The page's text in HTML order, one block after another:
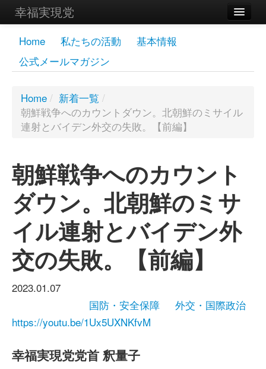
幸福実現党
メンバーズページ
党員
お問い合わせ
Home 私たちの活動
基本情報
公式メールマガジン
Home / 新着一覧 /
朝鮮戦争へのカウントダウン。北朝鮮のミサイル
連射とバイデン外交の失敗。【前編】
朝鮮戦争へのカウント
ダウン。北朝鮮のミサ
イル連射とバイデン外
交の失敗。【前編】
2023.01.07
国防・安全保障
外交・国際政治
https://youtu.be/1Ux5UXNKfvM
幸福実現党党首 釈量子